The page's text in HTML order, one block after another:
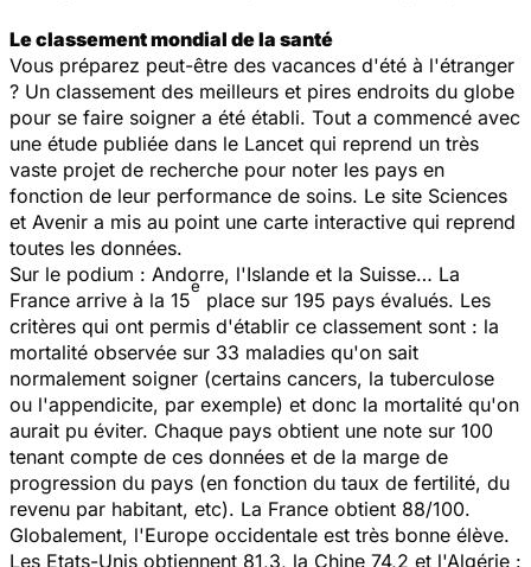
Le classement mondial de la santé
Vous préparez peut-être des vacances d'été à l'étranger
? Un classement des meilleurs et pires endroits du globe
pour se faire soigner a été établi. Tout a commencé avec
une étude publiée dans le Lancet qui reprend un très
vaste projet de recherche pour noter les pays en
fonction de leur performance de soins. Le site Sciences
et Avenir a mis au point une carte interactive qui reprend
toutes les données.
Sur le podium : Andorre, l'Islande et la Suisse… La
France arrive à la 15
e
place sur 195 pays évalués. Les
critères qui ont permis d'établir ce classement sont : la
mortalité observée sur 33 maladies qu'on sait
normalement soigner (certains cancers, la tuberculose
ou l'appendicite, par exemple) et donc la mortalité qu'on
aurait pu éviter. Chaque pays obtient une note sur 100
tenant compte de ces données et de la marge de
progression du pays (en fonction du taux de fertilité, du
revenu par habitant, etc). La France obtient 88/100.
Globalement, l'Europe occidentale est très bonne élève.
Les Etats-Unis obtiennent 81,3, la Chine 74,2 et l'Algérie :